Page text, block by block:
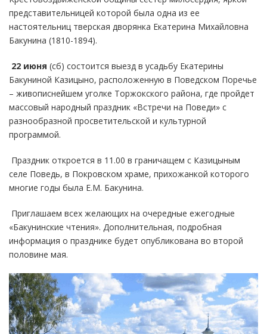
представительницей которой была одна из ее
настоятельниц тверская дворянка Екатерина Михайловна
Бакунина (1810-1894).
22 июня (сб) состоится выезд в усадьбу Екатерины
Бакуниной Казицыно, расположенную в Поведском Поречье
– живописнейшем уголке Торжокского района, где пройдет
массовый народный праздник «Встречи на Поведи» с
разнообразной просветительской и культурной
программой.
Праздник откроется в 11.00 в граничащем с Казицыным
селе Поведь, в Покровском храме, прихожанкой которого
многие годы была Е.М. Бакунина.
Приглашаем всех желающих на очередные ежегодные
«Бакунинские чтения». Дополнительная, подробная
информация о празднике будет опубликована во второй
половине мая.